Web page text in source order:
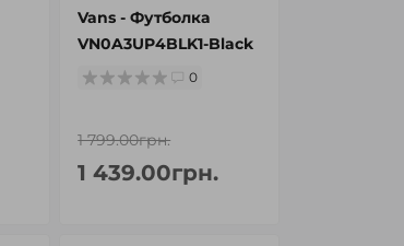
Vans - Футболка
VN0A3UP4BLK1-Black
0
1 799.00грн.
1 439.00грн.